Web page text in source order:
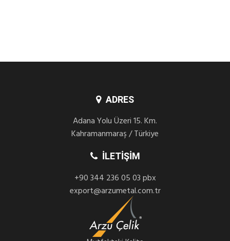
ADRES
Adana Yolu Üzeri 15. Km.
Kahramanmaraş / Türkiye
İLETIŞIM
+90 344 236 05 03 pbx
export@arzumetal.com.tr